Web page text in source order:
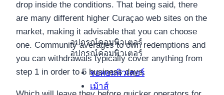
อุปกรณ์คอมพิวเตอร์
อุปกรณ์คอมพิวเตอร์
จอคอมพิวเตอร์
เม้าส์
drop inside the conditions. That being said, there
are many different higher Curaçao web sites on the
market, making it advisable that you can choose
one. Community averages to own redemptions and
you can withdrawals typically cover anything from
step 1 in order to 5 business days.